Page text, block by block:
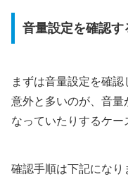
音量設定を確認す
まずは音量設定を確認
意外と多いのが、音量
なっていたりするケー
確認手順は下記になり